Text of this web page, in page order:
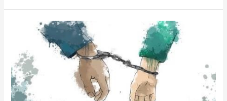
protección
intervenciones
relacionadas
con
el